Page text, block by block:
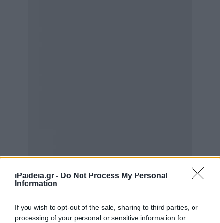
iPaideia.gr - Do Not Process My Personal
Information
If you wish to opt-out of the sale, sharing to third parties, or
processing of your personal or sensitive information for